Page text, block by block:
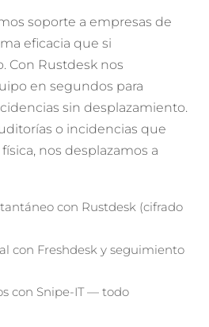
soporte a empresas de
eficacia que si
Con Rustdesk nos
en segundos para
sin desplazamiento.
o incidencias que
nos desplazamos a
con Rustdesk (cifrado
con Freshdesk y seguimiento
con Snipe-IT — todo